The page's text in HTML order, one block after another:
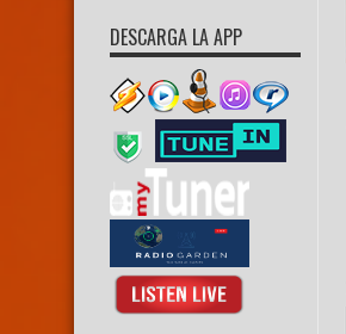
DESCARGA LA APP